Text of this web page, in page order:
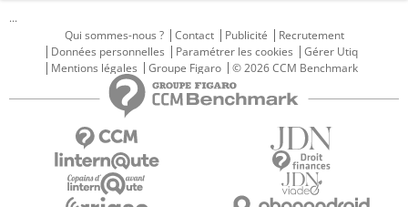
...
Qui sommes-nous ?
Contact Publicité
Recrutement
Données personnelles
Paramétrer les cookies
Gérer Utiq
Mentions légales
Groupe Figaro © 2026 CCM Benchmark